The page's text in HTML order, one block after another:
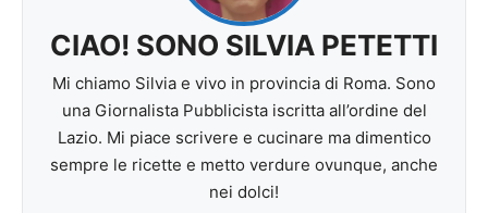
CIAO! SONO SILVIA PETETTI
Mi chiamo Silvia e vivo in provincia di Roma. Sono
una Giornalista Pubblicista iscritta all’ordine del
Lazio. Mi piace scrivere e cucinare ma dimentico
sempre le ricette e metto verdure ovunque, anche
nei dolci!